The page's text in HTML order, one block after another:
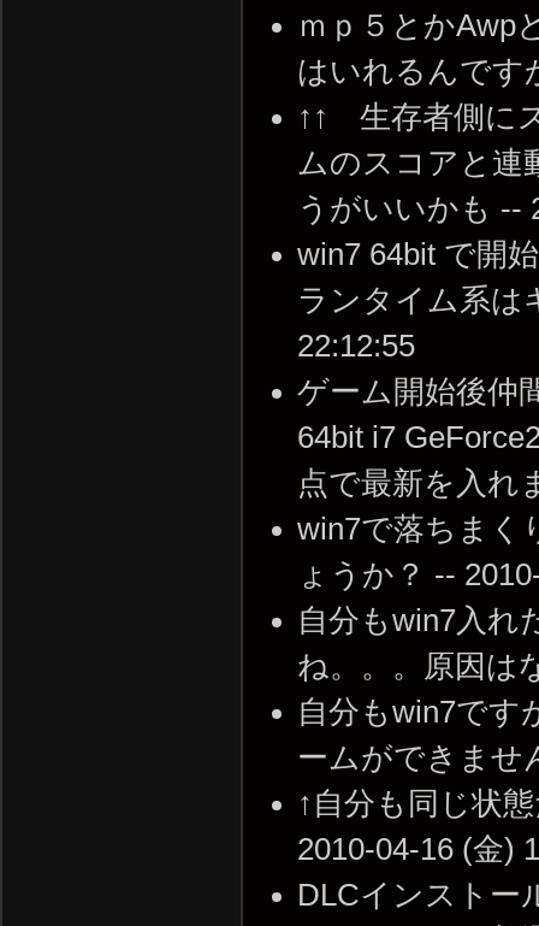
ｍｐ５とかAwp
はいれるんです
↑↑ 生存者側に
ムのスコアと連
うがいいかも --
win7 64bit で開
ランタイム系は
22:12:55
ゲーム開始後仲
64bit i7
点で最新を入れ
win7で落ちまく
ょうか？ --
自分もwin7入れ
ね。。。原因は
自分もwin7です
ームができませ
↑自分も同じ状
2010-04-16 (金)
DLCインストー